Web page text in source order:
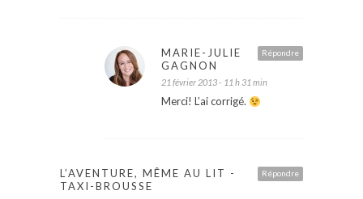
Répondre
MARIE-JULIE
GAGNON
21 février 2013 - 11 h 31 min
Merci! L’ai corrigé.
Répondre
L’AVENTURE, MÊME AU LIT -
TAXI-BROUSSE